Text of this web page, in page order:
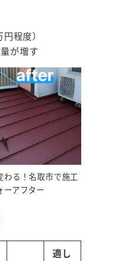
程度）
が増す
わる！名取市で施工
ーアフター
適し